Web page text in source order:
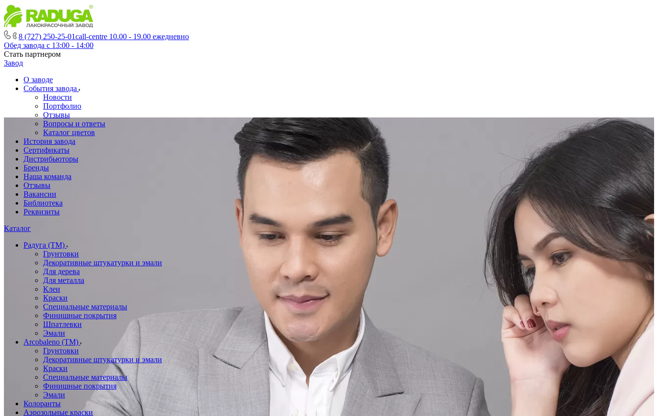
8 (727) 250-25-01call-centre 10.00 - 19.00 ежедневно
Обед завода с 13:00 - 14:00
Стать партнером
Завод
О заводе
События завода
Новости
Портфолио
Отзывы
Вопросы и ответы
Каталог цветов
История завода
Сертификаты
Дистрибьюторы
Бренды
Наша команда
Отзывы
Вакансии
Библиотека
Реквизиты
Каталог
Радуга (ТМ)
Грунтовки
Декоративные штукатурки и эмали
Для дерева
Для металла
Клеи
Краски
Специальные материалы
Финишные покрытия
Шпатлевки
Эмали
Arcobaleno (ТМ)
Грунтовки
Декоративные штукатурки и эмали
Краски
Специальные материалы
Финишные покрытия
Эмали
Колоранты
Аэрозольные краски